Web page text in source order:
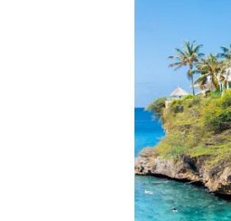
Você ainda não salvou
local favorito.
Sempre que você quiser